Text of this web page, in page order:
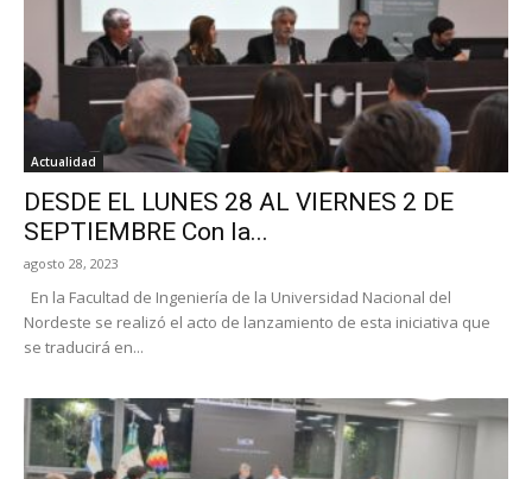
Actualidad
DESDE EL LUNES 28 AL VIERNES 2 DE
SEPTIEMBRE Con la...
agosto 28, 2023
En la Facultad de Ingeniería de la Universidad Nacional del
Nordeste se realizó el acto de lanzamiento de esta iniciativa que
se traducirá en...